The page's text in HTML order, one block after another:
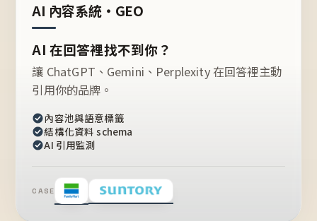
AI 內容系統・GEO
AI 在回答裡找不到你？
讓 ChatGPT、Gemini、Perplexity 在回答裡主動
引用你的品牌。
內容池與語意標籤
結構化資料 schema
AI 引用監測
CASE